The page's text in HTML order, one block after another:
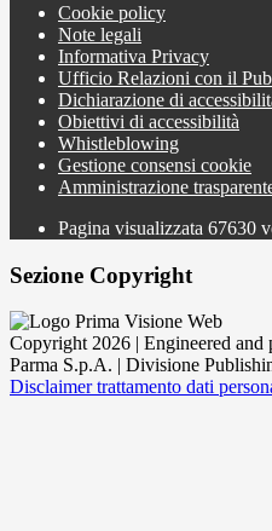
Cookie policy
Note legali
Informativa Privacy
Ufficio Relazioni con il
Dichiarazione di
Obiettivi di accessibilità
Whistleblowing
Gestione consensi cookie
Amministrazione
Pagina visualizzata 67630
Sezione Copyright
Copyright 2026 | Engineered
Parma S.p.A. | Divisione
Disclaimer trattamento dati